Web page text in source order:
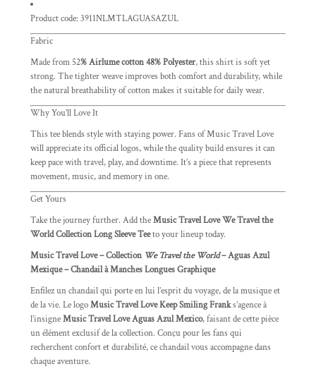
Product code: 3911NLMTLAGUASAZUL
Fabric
Made from 52% Airlume cotton 48% Polyester, this shirt is soft yet
strong. The tighter weave improves both comfort and durability, while
the natural breathability of cotton makes it suitable for daily wear.
Why You’ll Love It
This tee blends style with staying power. Fans of Music Travel Love
will appreciate its official logos, while the quality build ensures it can
keep pace with travel, play, and downtime. It’s a piece that represents
movement, music, and memory in one.
Get Yours
Take the journey further. Add theMusic Travel Love We Travel the
World Collection Long Sleeve Teeto your lineup today.
Music Travel Love – Collection We Travel the World– Aguas Azul
Mexique – Chandail à Manches Longues Graphique
Enfilez un chandail qui porte en lui l’esprit du voyage, de la musique et
de la vie. Le logoMusic Travel Love Keep Smiling Franks’agence à
l’insigneMusic Travel Love Aguas Azul Mexico, faisant de cette pièce
un élément exclusif de la collection. Conçu pour les fans qui
recherchent confort et durabilité, ce chandail vous accompagne dans
chaque aventure.